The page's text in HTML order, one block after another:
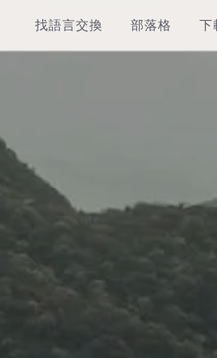
找語言交換 部落格 下